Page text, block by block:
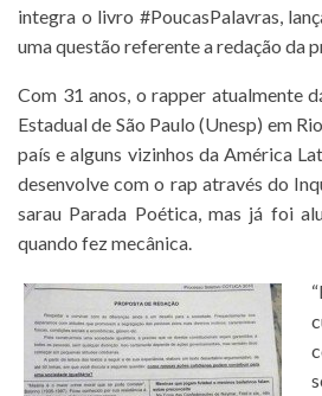
integra o livro #PoucasPalavras,
uma questão referente a redação da
Com 31 anos, o rapper atualmente
Estadual de São Paulo (Unesp) em
país e alguns vizinhos da América
desenvolve com o rap através do
sarau Parada Poética, mas já foi
quando fez mecânica.